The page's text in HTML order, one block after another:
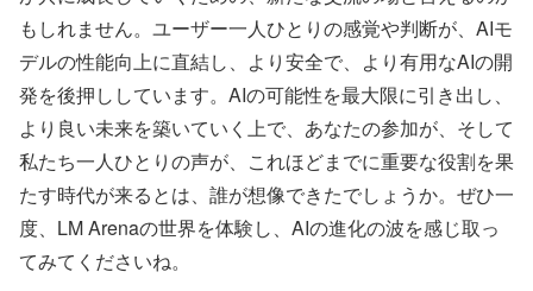
もしれません。ユーザー一人ひとりの感覚や判断が、AIモ
デルの性能向上に直結し、より安全で、より有用なAIの開
発を後押ししています。AIの可能性を最大限に引き出し、
より良い未来を築いていく上で、あなたの参加が、そして
私たち一人ひとりの声が、これほどまでに重要な役割を果
たす時代が来るとは、誰が想像できたでしょうか。ぜひ一
度、LM Arenaの世界を体験し、AIの進化の波を感じ取っ
てみてくださいね。